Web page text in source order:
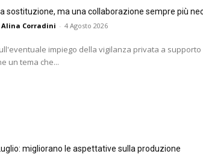
sostituzione, ma una collaborazione sempre più
Alina Corradini - 4 Agosto 2026
impiego della vigilanza privata a supporto
un tema che...
migliorano le aspettative sulla produzione